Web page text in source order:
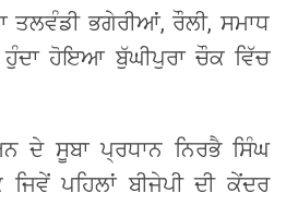
ਭਗੇਰੀਆਂ, ਰੌਲੀ, ਸਮਾਧ
ਹੁੰਦਾ ਹੋਇਆ ਬੁੱਘੀਪੁਰਾ ਚੌਕ ਵਿੱਚ
ਦੇ ਸੂਬਾ ਪ੍ਰਧਾਨ ਨਿਰਭੈ ਸਿੰਘ
ਪਹਿਲਾਂ ਬੀਜੇਪੀ ਦੀ ਕੇਂਦਰ